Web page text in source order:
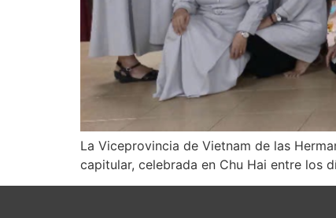
La Viceprovincia de Vietnam de las
capitular, celebrada en Chu Hai entre los